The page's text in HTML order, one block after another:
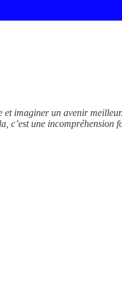
imaginer un avenir
c’est une incompréhension